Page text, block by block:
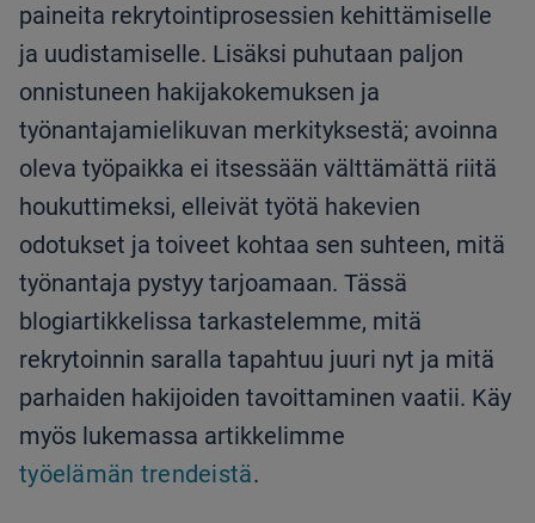
paineita rekrytointiprosessien kehittämiselle
ja uudistamiselle. Lisäksi puhutaan paljon
onnistuneen hakijakokemuksen ja
työnantajamielikuvan merkityksestä; avoinna
oleva työpaikka ei itsessään välttämättä riitä
houkuttimeksi, elleivät työtä hakevien
odotukset ja toiveet kohtaa sen suhteen, mitä
työnantaja pystyy tarjoamaan. Tässä
blogiartikkelissa tarkastelemme, mitä
rekrytoinnin saralla tapahtuu juuri nyt ja mitä
parhaiden hakijoiden tavoittaminen vaatii. Käy
myös lukemassa artikkelimme
työelämän trendeistä.